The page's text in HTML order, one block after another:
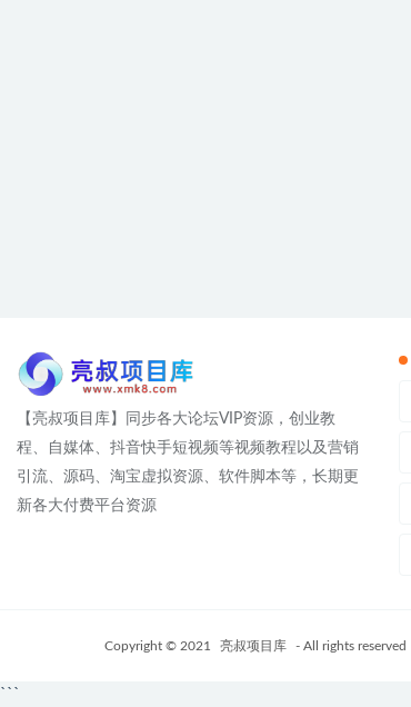
【亮叔项目库】同步各大论坛VIP资源，创业教
程、自媒体、抖音快手短视频等视频教程以及营销
引流、源码、淘宝虚拟资源、软件脚本等，长期更
新各大付费平台资源
Copyright © 2021 亮叔项目库 - All rights reserved
```